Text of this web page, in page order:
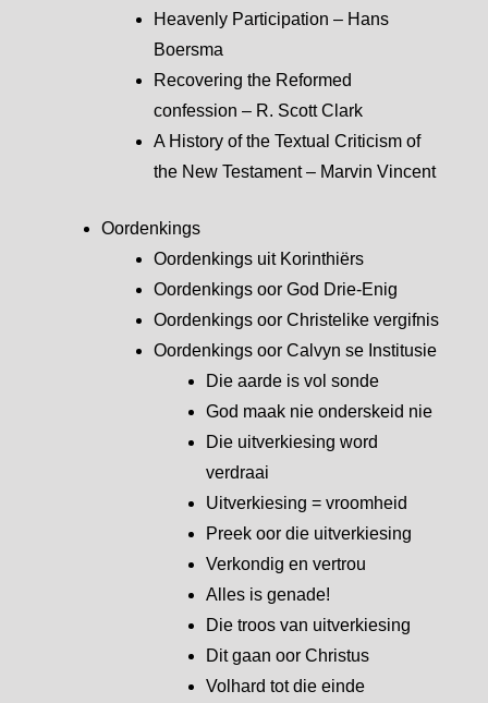
Heavenly Participation – Hans
Boersma
Recovering the Reformed
confession – R. Scott Clark
A History of the Textual Criticism of
the New Testament – Marvin Vincent
Oordenkings
Oordenkings uit Korinthiërs
Oordenkings oor God Drie-Enig
Oordenkings oor Christelike vergifnis
Oordenkings oor Calvyn se Institusie
Die aarde is vol sonde
God maak nie onderskeid nie
Die uitverkiesing word
verdraai
Uitverkiesing = vroomheid
Preek oor die uitverkiesing
Verkondig en vertrou
Alles is genade!
Die troos van uitverkiesing
Dit gaan oor Christus
Volhard tot die einde